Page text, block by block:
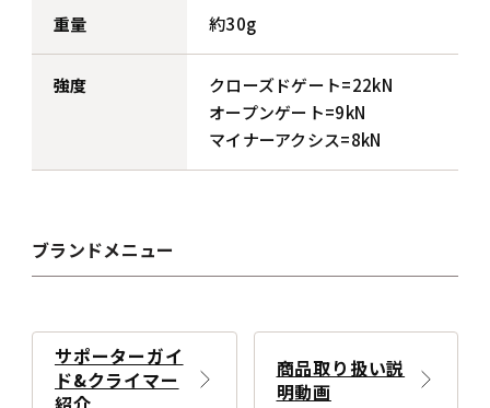
重量 約30g
強度
クローズドゲート=22kN
オープンゲート=9kN
マイナーアクシス=8kN
ブランドメニュー
サポーターガイ
ド&クライマー
商品取り扱い説
明動画